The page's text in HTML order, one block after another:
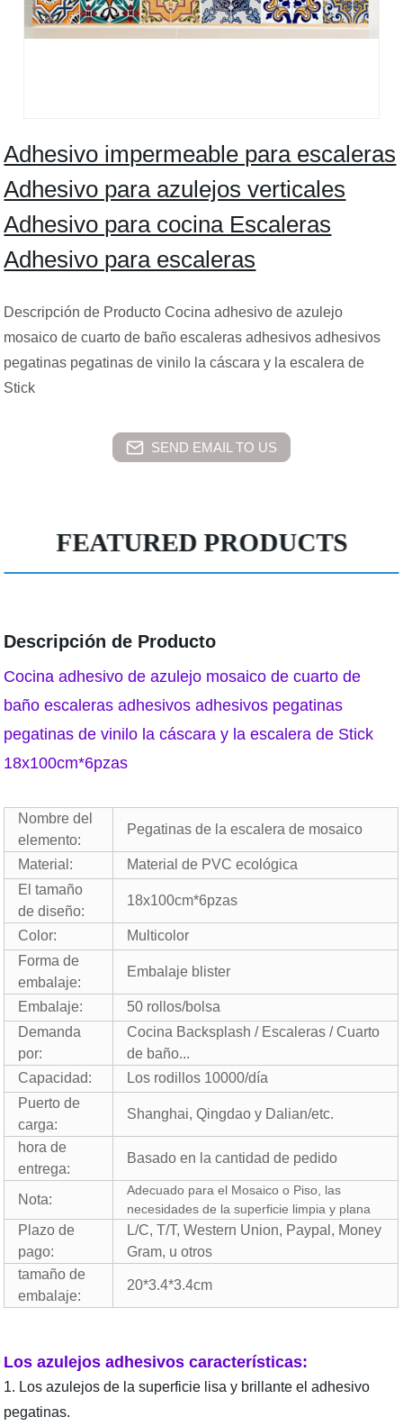
Adhesivo impermeable para escaleras
Adhesivo para azulejos verticales
Adhesivo para cocina Escaleras
Adhesivo para escaleras
Descripción de Producto Cocina adhesivo de azulejo
mosaico de cuarto de baño escaleras adhesivos adhesivos
pegatinas pegatinas de vinilo la cáscara y la escalera de
Stick
SEND EMAIL TO US
FEATURED PRODUCTS
Descripción de Producto
Cocina adhesivo de azulejo mosaico de cuarto de
baño escaleras adhesivos adhesivos pegatinas
pegatinas de vinilo la cáscara y la escalera de Stick
18x100cm*6pzas
Nombre del
elemento:
Pegatinas de la escalera de mosaico
Material:
Material de PVC ecológica
El tamaño
de diseño:
18x100cm*6pzas
Color:
Multicolor
Forma de
embalaje:
Embalaje blister
Embalaje:
50 rollos/bolsa
Demanda
por:
Cocina Backsplash / Escaleras / Cuarto
de baño...
Capacidad:
Los rodillos 10000/día
Puerto de
carga:
Shanghai, Qingdao y Dalian/etc.
hora de
entrega:
Basado en la cantidad de pedido
Nota:
Adecuado para el Mosaico o Piso, las
necesidades de la superficie limpia y plana
Plazo de
pago:
L/C, T/T, Western Union, Paypal, Money
Gram, u otros
tamaño de
embalaje:
20*3.4*3.4cm
Los azulejos adhesivos características:
1. Los azulejos de la superficie lisa y brillante el adhesivo
pegatinas.